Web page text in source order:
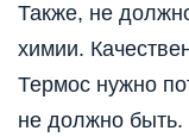
Также, не
химии.
Термос нужно
не должно быть.